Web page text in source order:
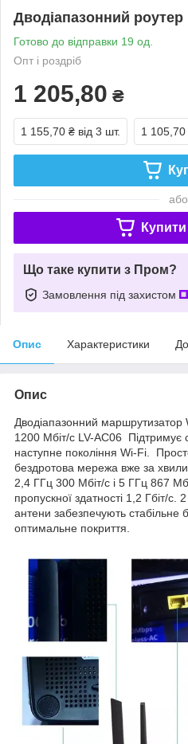
Дводіапазонний роутер
Готово до відправки 19 од.
Опт і роздріб
1 205,80 ₴
1 155,70 ₴ від 3 шт. 1 105,70
або
Купити
Що таке купити з Пром?
Замовлення під захистом
Опис Характеристики
Опис
Дводіапазонний маршрутизатор
1200 Мбіт/с LV-AC06
наступне покоління Wi-Fi.
бездротова мережа вже за
2,4 ГГц 300 Мбіт/с і 5 ГГц 867
пропускної здатності 1,2 Гбіт/с.
антени забезпечують стабільне
оптимальне покриття.